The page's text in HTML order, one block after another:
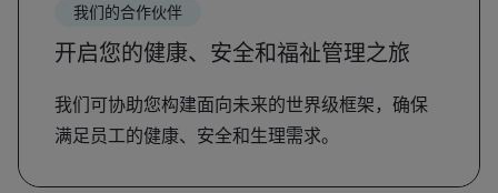
我们的合作伙伴
开启您的健康、安全和福祉管理之旅
我们可协助您构建面向未来的世界级框架，确保
满足员工的健康、安全和生理需求。